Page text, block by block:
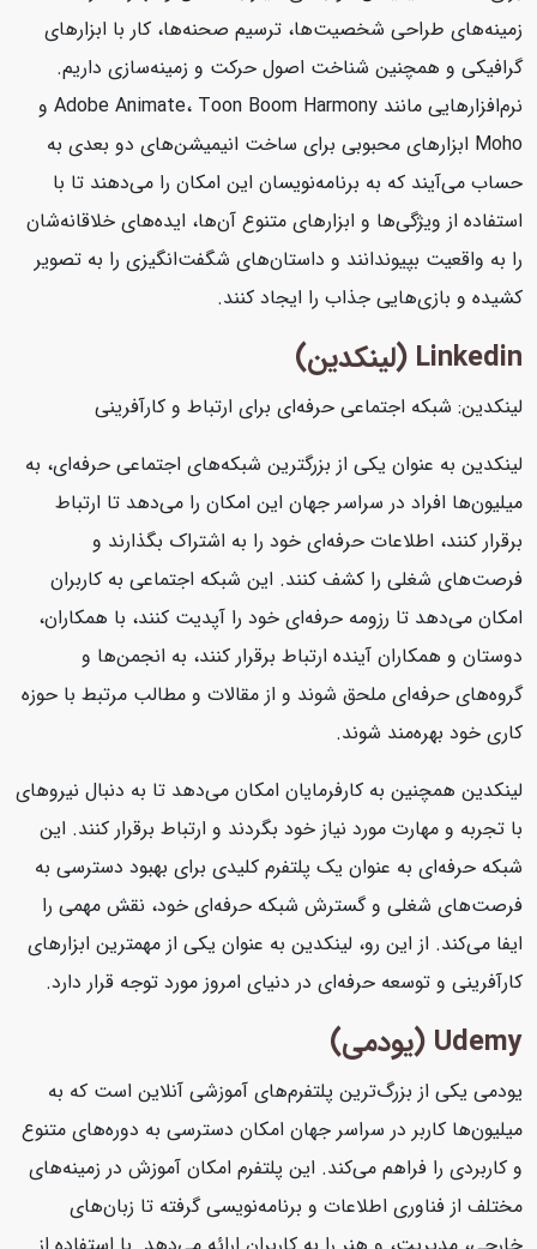
زمینه‌های طراحی شخصیت‌ها، ترسیم صحنه‌ها، کار با ابزارهای
گرافیکی و همچنین شناخت اصول حرکت و زمینه‌سازی داریم.
نرم‌افزارهایی مانند Adobe Animate، Toon Boom Harmony و
Moho ابزارهای محبوبی برای ساخت انیمیشن‌های دو بعدی به
حساب می‌آیند که به برنامه‌نویسان این امکان را می‌دهند تا با
استفاده از ویژگی‌ها و ابزارهای متنوع آن‌ها، ایده‌های خلاقانه‌شان
را به واقعیت بپیوندانند و داستان‌های شگفت‌انگیزی را به تصویر
کشیده و بازی‌هایی جذاب را ایجاد کنند.
Linkedin (لینکدین)
لینکدین: شبکه اجتماعی حرفه‌ای برای ارتباط و کارآفرینی
لینکدین به عنوان یکی از بزرگترین شبکه‌های اجتماعی حرفه‌ای، به
میلیون‌ها افراد در سراسر جهان این امکان را می‌دهد تا ارتباط
برقرار کنند، اطلاعات حرفه‌ای خود را به اشتراک بگذارند و
فرصت‌های شغلی را کشف کنند. این شبکه اجتماعی به کاربران
امکان می‌دهد تا رزومه حرفه‌ای خود را آپدیت کنند، با همکاران،
دوستان و همکاران آینده ارتباط برقرار کنند، به انجمن‌ها و
گروه‌های حرفه‌ای ملحق شوند و از مقالات و مطالب مرتبط با حوزه
کاری خود بهره‌مند شوند.
لینکدین همچنین به کارفرمایان امکان می‌دهد تا به دنبال نیروهای
با تجربه و مهارت مورد نیاز خود بگردند و ارتباط برقرار کنند. این
شبکه حرفه‌ای به عنوان یک پلتفرم کلیدی برای بهبود دسترسی به
فرصت‌های شغلی و گسترش شبکه حرفه‌ای خود، نقش مهمی را
ایفا می‌کند. از این رو، لینکدین به عنوان یکی از مهمترین ابزارهای
کارآفرینی و توسعه حرفه‌ای در دنیای امروز مورد توجه قرار دارد.
Udemy (یودمی)
یودمی یکی از بزرگ‌ترین پلتفرم‌های آموزشی آنلاین است که به
میلیون‌ها کاربر در سراسر جهان امکان دسترسی به دوره‌های متنوع
و کاربردی را فراهم می‌کند. این پلتفرم امکان آموزش در زمینه‌های
مختلف از فناوری اطلاعات و برنامه‌نویسی گرفته تا زبان‌های